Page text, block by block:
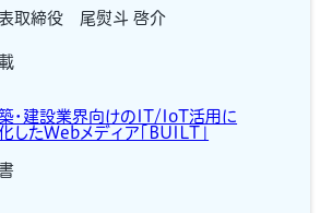
取締役 尾熨斗 啓介
・建設業界向けのIT/IoT活用に
したWebメディア「BUILT」